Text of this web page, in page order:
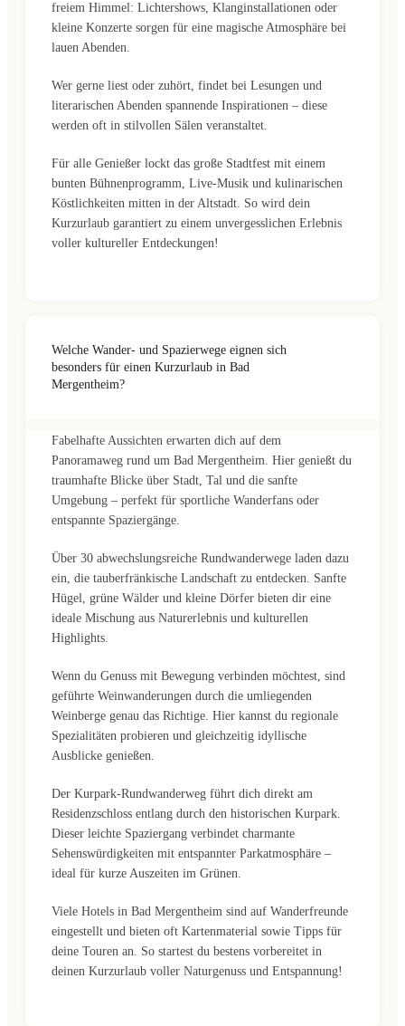
freiem Himmel: Lichtershows, Klanginstallationen oder
kleine Konzerte sorgen für eine magische Atmosphäre bei
lauen Abenden.
Wer gerne liest oder zuhört, findet bei Lesungen und
literarischen Abenden spannende Inspirationen – diese
werden oft in stilvollen Sälen veranstaltet.
Für alle Genießer lockt das große Stadtfest mit einem
bunten Bühnenprogramm, Live-Musik und kulinarischen
Köstlichkeiten mitten in der Altstadt. So wird dein
Kurzurlaub garantiert zu einem unvergesslichen Erlebnis
voller kultureller Entdeckungen!
Welche Wander- und Spazierwege eignen sich
besonders für einen Kurzurlaub in Bad
Mergentheim?
Fabelhafte Aussichten erwarten dich auf dem
Panoramaweg rund um Bad Mergentheim. Hier genießt du
traumhafte Blicke über Stadt, Tal und die sanfte
Umgebung – perfekt für sportliche Wanderfans oder
entspannte Spaziergänge.
Über 30 abwechslungsreiche Rundwanderwege laden dazu
ein, die tauberfränkische Landschaft zu entdecken. Sanfte
Hügel, grüne Wälder und kleine Dörfer bieten dir eine
ideale Mischung aus Naturerlebnis und kulturellen
Highlights.
Wenn du Genuss mit Bewegung verbinden möchtest, sind
geführte Weinwanderungen durch die umliegenden
Weinberge genau das Richtige. Hier kannst du regionale
Spezialitäten probieren und gleichzeitig idyllische
Ausblicke genießen.
Der Kurpark-Rundwanderweg führt dich direkt am
Residenzschloss entlang durch den historischen Kurpark.
Dieser leichte Spaziergang verbindet charmante
Sehenswürdigkeiten mit entspannter Parkatmosphäre –
ideal für kurze Auszeiten im Grünen.
Viele Hotels in Bad Mergentheim sind auf Wanderfreunde
eingestellt und bieten oft Kartenmaterial sowie Tipps für
deine Touren an. So startest du bestens vorbereitet in
deinen Kurzurlaub voller Naturgenuss und Entspannung!